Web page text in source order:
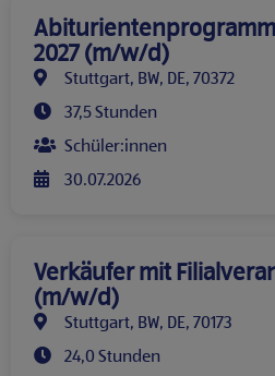
2027 (m/w/d)
Stuttgart, BW, DE, 70372
37,5 Stunden
Schüler:innen
30.07.2026
Verkäufer mit
(m/w/d)
Stuttgart, BW, DE, 70173
24,0 Stunden